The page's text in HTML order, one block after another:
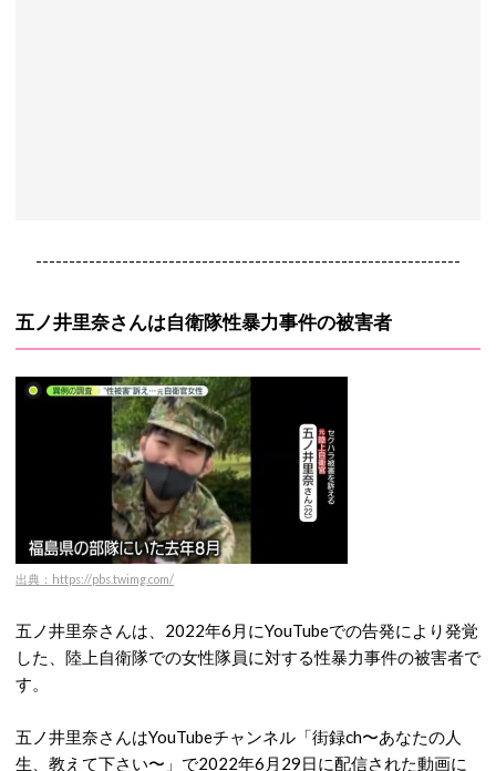
----------------------------------------------------------------
五ノ井里奈さんは自衛隊性暴力事件の被害者
出典：https://pbs.twimg.com/
五ノ井里奈さんは、2022年6月にYouTubeでの告発により発覚
した、陸上自衛隊での女性隊員に対する性暴力事件の被害者で
す。
五ノ井里奈さんはYouTubeチャンネル「街録ch〜あなたの人
生、教えて下さい〜」で2022年6月29日に配信された動画に